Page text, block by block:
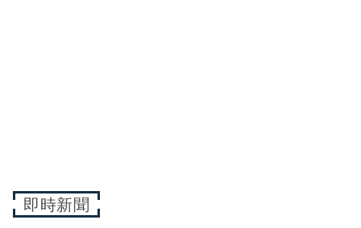
即時新聞